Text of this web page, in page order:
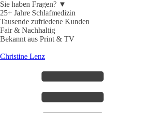
Sie haben Fragen? ▼
25+ Jahre Schlafmedizin
Tausende zufriedene Kunden
Fair & Nachhaltig
Bekannt aus Print & TV
Christine Lenz